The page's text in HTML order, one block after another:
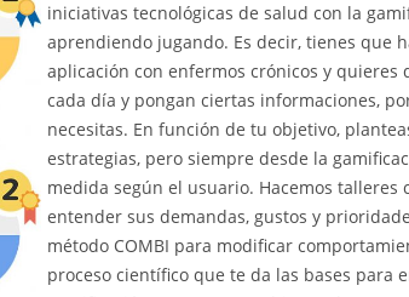
iniciativas tecnológicas de salud con la
aprendiendo jugando. Es decir, tienes que
aplicación con enfermos crónicos y quieres
cada día y pongan ciertas informaciones,
necesitas. En función de tu objetivo,
estrategias, pero siempre desde la
medida según el usuario. Hacemos talleres
entender sus demandas, gustos y
método COMBI para modificar
proceso científico que te da las bases para